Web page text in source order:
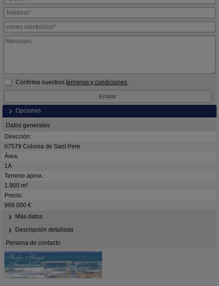
Confirma nuestrostérminos y condiciones.
Opciones
Datos generales
Dirección:
07579 Colonia de Sant Pere
Área:
1A
Terreno aprox.:
1.900 m²
Precio:
999.000 €
Más datos
Descripción detallada
Persona de contacto